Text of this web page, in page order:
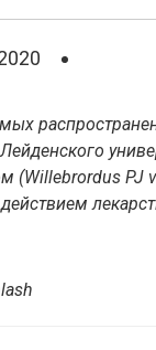
(Willebrordus PJ